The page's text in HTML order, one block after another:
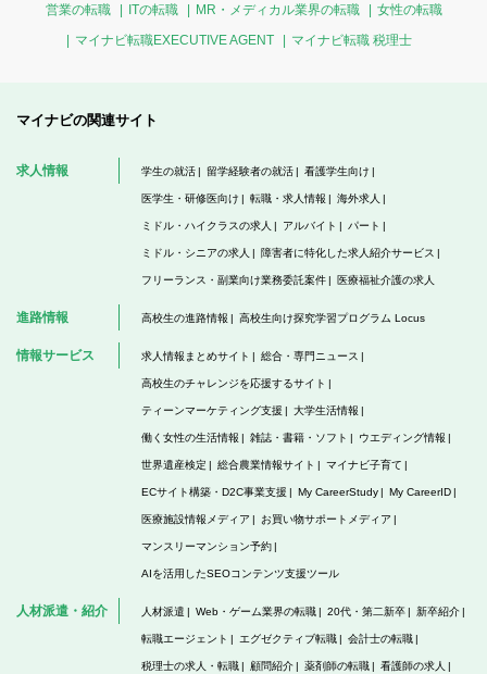
営業の転職 ITの転職 MR・メディカル業界の転職
女性の転職
マイナビ転職EXECUTIVE AGENT
マイナビ転職 税理士
マイナビの関連サイト
求人情報 学生の就活 留学経験者の就活 看護学生向け
医学生・研修医向け 転職・求人情報 海外求人
ミドル・ハイクラスの求人 アルバイト パート
ミドル・シニアの求人 障害者に特化した求人紹介サービス
フリーランス・副業向け業務委託案件 医療福祉介護の求人
進路情報 高校生の進路情報 高校生向け探究学習プログラム Locus
情報サービス 求人情報まとめサイト 総合・専門ニュース
高校生のチャレンジを応援するサイト
ティーンマーケティング支援 大学生活情報
働く女性の生活情報 雑誌・書籍・ソフト ウエディング情報
世界遺産検定 総合農業情報サイト マイナビ子育て
ECサイト構築・D2C事業支援 My CareerStudy My CareerID
医療施設情報メディア お買い物サポートメディア
マンスリーマンション予約
AIを活用したSEOコンテンツ支援ツール
人材派遣・紹介 人材派遣 Web・ゲーム業界の転職 20代・第二新卒 新卒紹介
転職エージェント エグゼクティブ転職 会計士の転職
税理士の求人・転職 顧問紹介 薬剤師の転職 看護師の求人